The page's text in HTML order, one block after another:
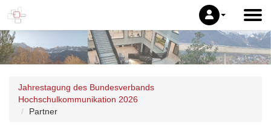
Jahrestagung des Bundesverbands
Hochschulkommunikation 2026
Partner